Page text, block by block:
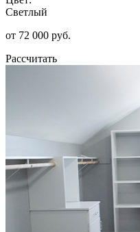
Светлый
от 72 000 руб.
Рассчитать